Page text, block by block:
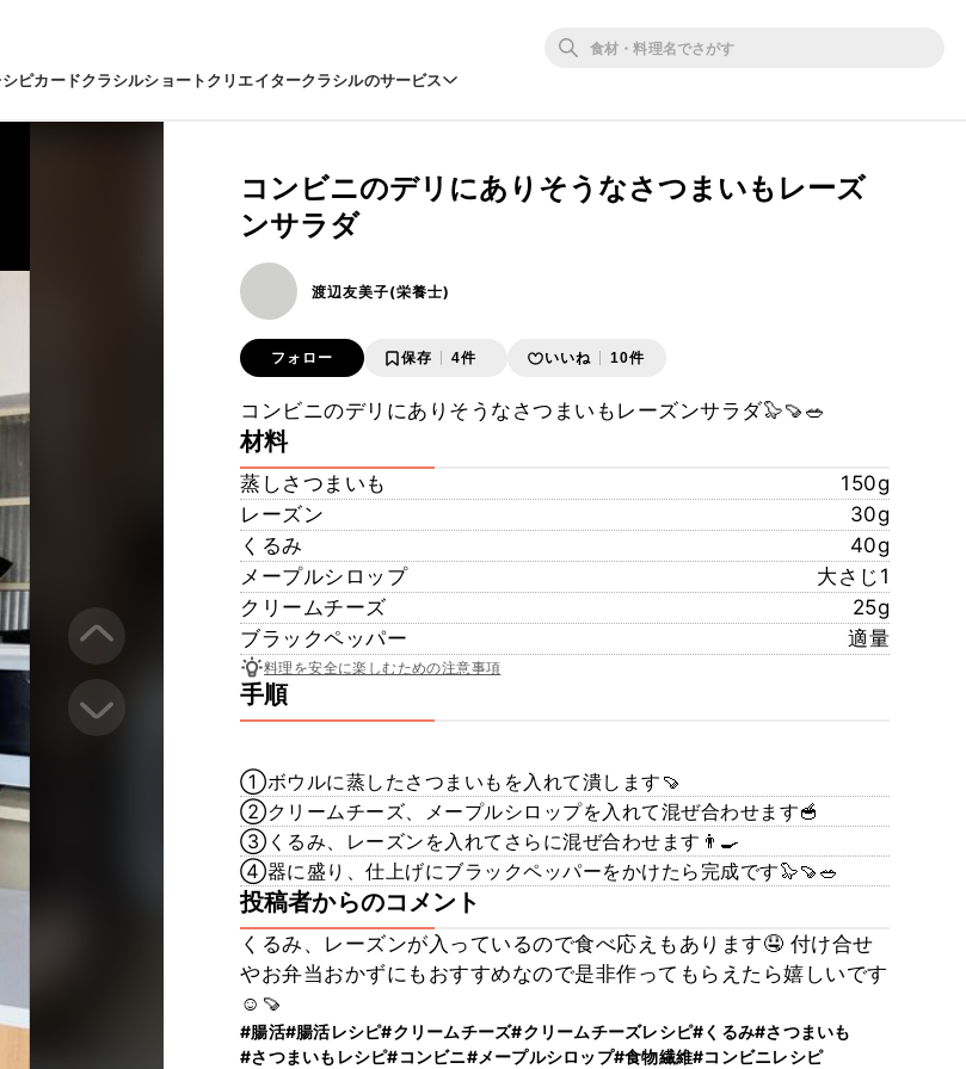
ピカードクラシルショートクリエイタークラシルのサービス
コンビニのデリにありそうなさつまいもレーズ
ンサラダ
渡辺友美子(栄養士)
フォロー 保存 4件 いいね 10件
コンビニのデリにありそうなさつまいもレーズンサラダ🦭🍠🥗
材料
蒸しさつまいも
150g
レーズン
30g
くるみ
40g
メープルシロップ
大さじ1
クリームチーズ
25g
ブラックペッパー
適量
料理を安全に楽しむための注意事項
手順
①ボウルに蒸したさつまいもを入れて潰します🍠
②クリームチーズ、メープルシロップを入れて混ぜ合わせます🥣
③くるみ、レーズンを入れてさらに混ぜ合わせます👨‍🍳
④器に盛り、仕上げにブラックペッパーをかけたら完成です🦭🍠🥗
投稿者からのコメント
くるみ、レーズンが入っているので食べ応えもあります🤤 付け合せ
やお弁当おかずにもおすすめなので是非作ってもらえたら嬉しいです
☺️🍠
#腸活#腸活レシピ#クリームチーズ#クリームチーズレシピ#くるみ#さつまいも
#さつまいもレシピ#コンビニ#メープルシロップ#食物繊維#コンビニレシピ